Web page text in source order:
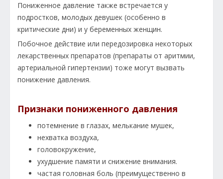
Пониженное давление также встречается у
подростков, молодых девушек (особенно в
критические дни) и у беременных женщин.
Побочное действие или передозировка некоторых
лекарственных препаратов (препараты от аритмии,
артериальной гипертензии) тоже могут вызвать
понижение давления.
Признаки пониженного давления
потемнение в глазах, мелькание мушек,
нехватка воздуха,
головокружение,
ухудшение памяти и снижение внимания.
частая головная боль (преимущественно в